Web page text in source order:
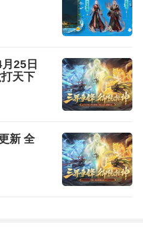
25日
天下
新 全